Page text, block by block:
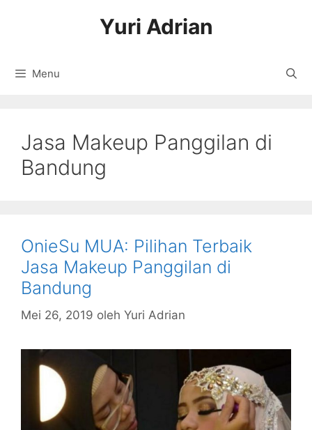
Yuri Adrian
Menu
Jasa Makeup Panggilan di
Bandung
OnieSu MUA: Pilihan Terbaik
Jasa Makeup Panggilan di
Bandung
Mei 26, 2019 oleh Yuri Adrian